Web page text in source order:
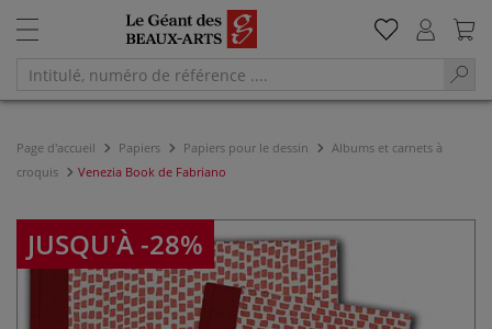
Page d'accueil Papiers Papiers pour le dessin
Albums et carnets à
croquis
Venezia Book de Fabriano
JUSQU'À -28%